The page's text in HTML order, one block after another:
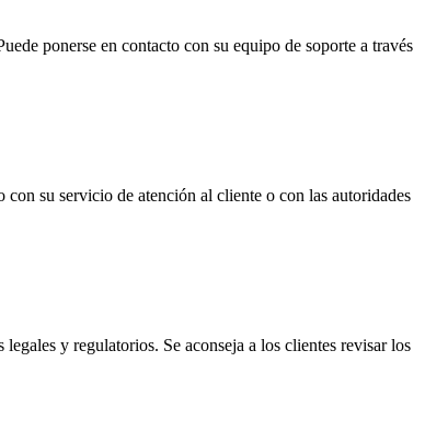
ponerse en contacto con su equipo de soporte a través
con su servicio de atención al cliente o con las autoridades
y regulatorios. Se aconseja a los clientes revisar los